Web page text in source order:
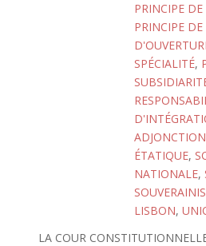
PRINCIPE
PRINCIPE
SPÉCIALITÉ,
ADJONCTION
ÉTATIQUE,
NATIONALE,
LISBON,
LA COUR